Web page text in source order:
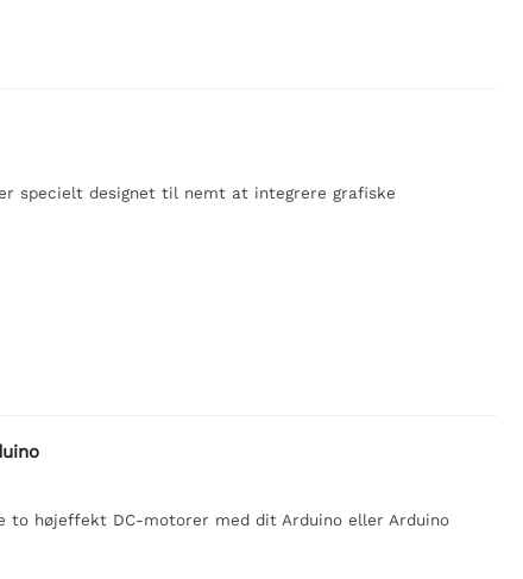
specielt designet til nemt at integrere grafiske
to højeffekt DC-motorer med dit Arduino eller Arduino